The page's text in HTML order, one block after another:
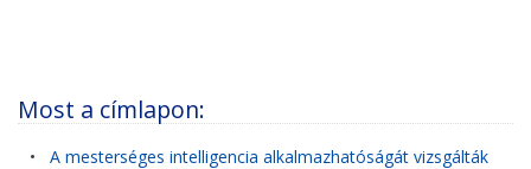
Most a címlapon:
• A mesterséges intelligencia alkalmazhatóságát vizsgálták